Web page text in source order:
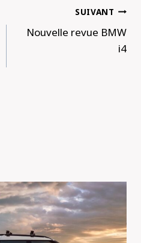
SUIVANT
Nouvelle revue BMW
i4